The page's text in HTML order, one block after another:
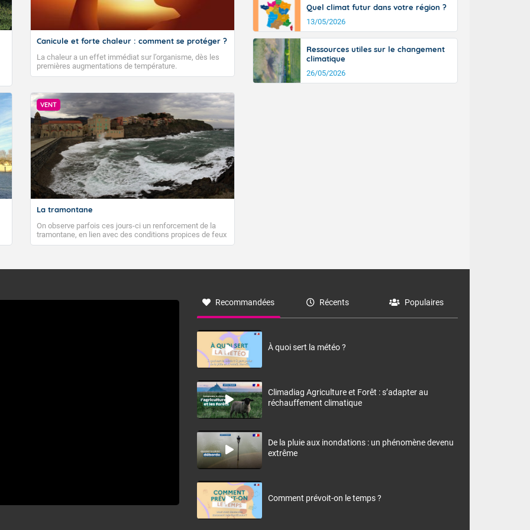
Canicule et forte chaleur : comment se protéger ?
La chaleur a un effet immédiat sur l’organisme, dès les
premières augmentations de température.
VENT
La tramontane
On observe parfois ces jours-ci un renforcement de la
tramontane, en lien avec des conditions propices de feux
de forêt. Mais qu'est-ce que la tramontane ? Quelles sont
à nord-ouest, dans un secteur qui part du Roussillon à la
monts, en allusion aux régions montagneuses d’où
Quel climat futur dans votre région ?
13/05/2026
Ressources utiles sur le changement
climatique
26/05/2026
Recommandées Récents Populaires
À quoi sert la météo ?
Climadiag Agriculture et Forêt : s’adapter au
réchauffement climatique
De la pluie aux inondations : un phénomène devenu
extrême
Comment prévoit-on le temps ?